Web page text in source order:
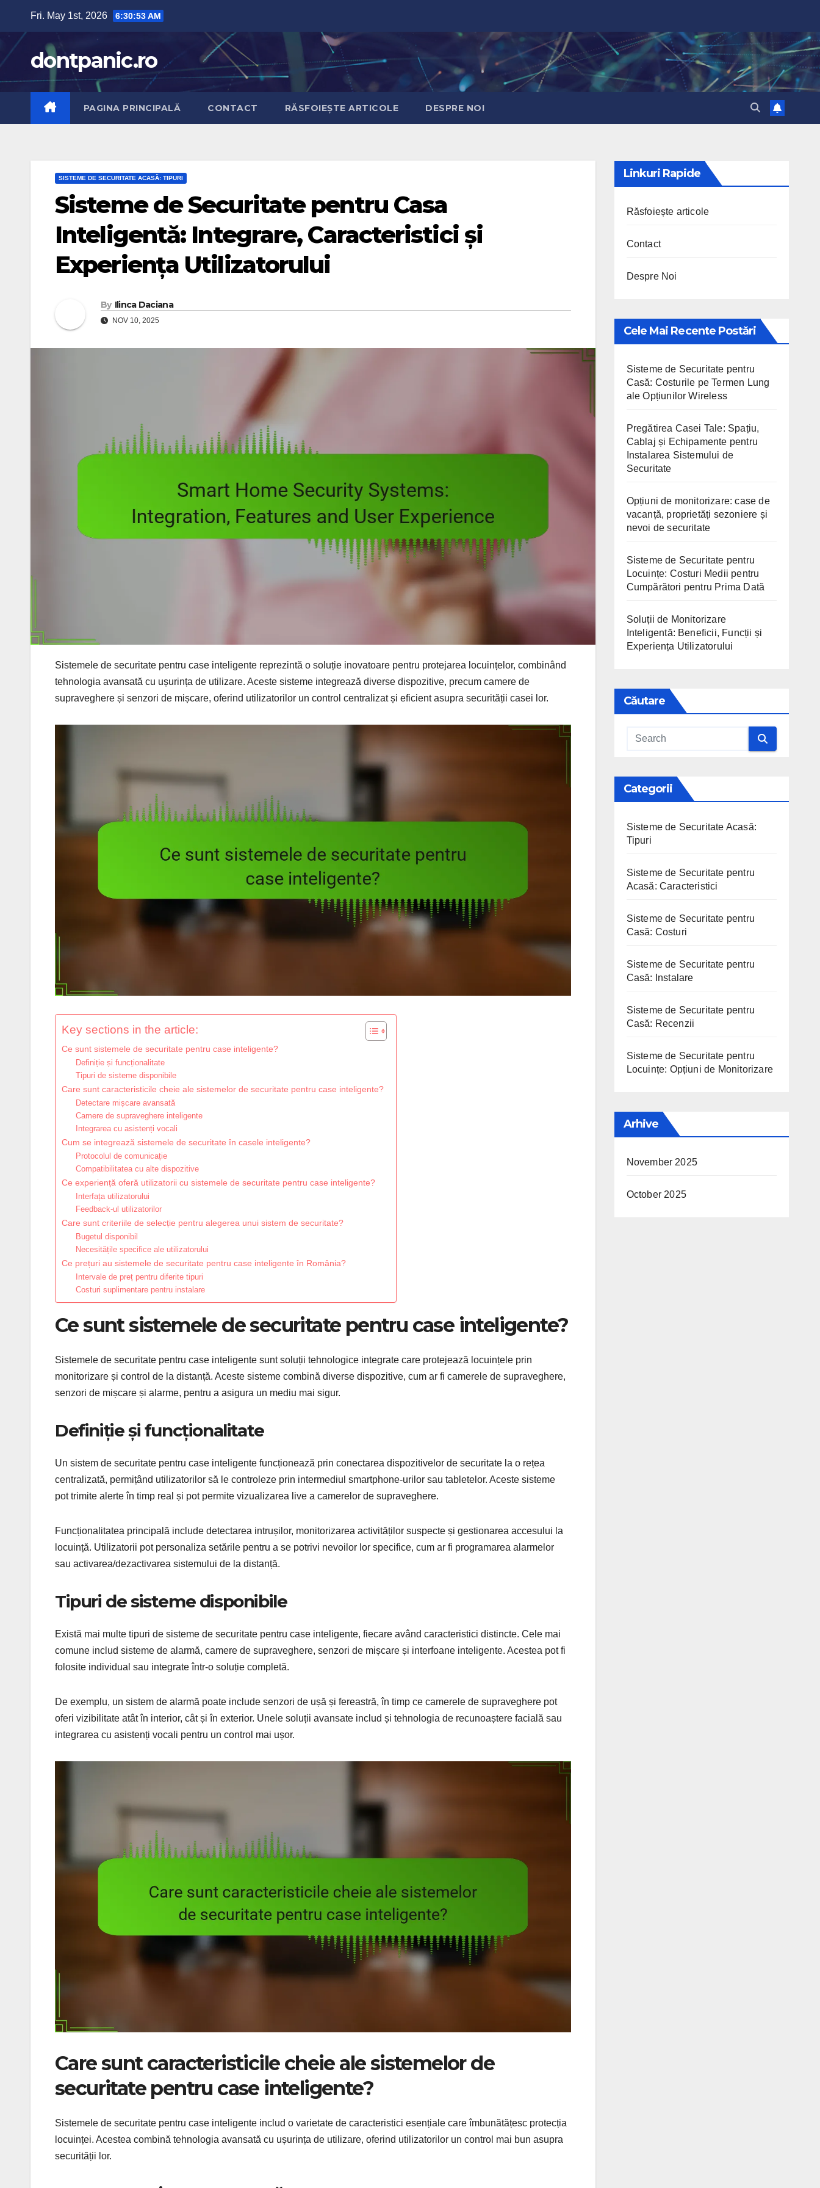
content
Fri. May 1st, 2026 6:30:54 AM
dontpanic.ro
PAGINA PRINCIPALĂ CONTACT RĂSFOIEȘTE ARTICOLE DESPRE NOI
SISTEME DE SECURITATE ACASĂ: TIPURI
Sisteme de Securitate pentru Casa
Inteligentă: Integrare, Caracteristici și
Experiența Utilizatorului
By Ilinca Daciana
NOV 10, 2025
Sistemele de securitate pentru case inteligente reprezintă o soluție inovatoare pentru protejarea locuințelor, combinând
tehnologia avansată cu ușurința de utilizare. Aceste sisteme integrează diverse dispozitive, precum camere de
supraveghere și senzori de mișcare, oferind utilizatorilor un control centralizat și eficient asupra securității casei lor.
Key sections in the article:
Ce sunt sistemele de securitate pentru case inteligente?
Definiție și funcționalitate
Tipuri de sisteme disponibile
Care sunt caracteristicile cheie ale sistemelor de securitate pentru case inteligente?
Detectare mișcare avansată
Camere de supraveghere inteligente
Integrarea cu asistenți vocali
Cum se integrează sistemele de securitate în casele inteligente?
Protocolul de comunicație
Compatibilitatea cu alte dispozitive
Ce experiență oferă utilizatorii cu sistemele de securitate pentru case inteligente?
Interfața utilizatorului
Feedback-ul utilizatorilor
Care sunt criteriile de selecție pentru alegerea unui sistem de securitate?
Bugetul disponibil
Necesitățile specifice ale utilizatorului
Ce prețuri au sistemele de securitate pentru case inteligente în România?
Intervale de preț pentru diferite tipuri
Costuri suplimentare pentru instalare
Ce sunt sistemele de securitate pentru case inteligente?
Sistemele de securitate pentru case inteligente sunt soluții tehnologice integrate care protejează locuințele prin
monitorizare și control de la distanță. Aceste sisteme combină diverse dispozitive, cum ar fi camerele de supraveghere,
senzori de mișcare și alarme, pentru a asigura un mediu mai sigur.
Definiție și funcționalitate
Un sistem de securitate pentru case inteligente funcționează prin conectarea dispozitivelor de securitate la o rețea
centralizată, permițând utilizatorilor să le controleze prin intermediul smartphone-urilor sau tabletelor. Aceste sisteme
pot trimite alerte în timp real și pot permite vizualizarea live a camerelor de supraveghere.
Funcționalitatea principală include detectarea intrușilor, monitorizarea activităților suspecte și gestionarea accesului la
locuință. Utilizatorii pot personaliza setările pentru a se potrivi nevoilor lor specifice, cum ar fi programarea alarmelor
sau activarea/dezactivarea sistemului de la distanță.
Tipuri de sisteme disponibile
Există mai multe tipuri de sisteme de securitate pentru case inteligente, fiecare având caracteristici distincte. Cele mai
comune includ sisteme de alarmă, camere de supraveghere, senzori de mișcare și interfoane inteligente. Acestea pot fi
folosite individual sau integrate într-o soluție completă.
De exemplu, un sistem de alarmă poate include senzori de ușă și fereastră, în timp ce camerele de supraveghere pot
oferi vizibilitate atât în interior, cât și în exterior. Unele soluții avansate includ și tehnologia de recunoaștere facială sau
integrarea cu asistenți vocali pentru un control mai ușor.
Care sunt caracteristicile cheie ale sistemelor de
securitate pentru case inteligente?
Sistemele de securitate pentru case inteligente includ o varietate de caracteristici esențiale care îmbunătățesc protecția
locuinței. Acestea combină tehnologia avansată cu ușurința de utilizare, oferind utilizatorilor un control mai bun asupra
securității lor.
Linkuri Rapide
Răsfoiește articole
Contact
Despre Noi
Cele Mai Recente Postări
Sisteme de Securitate pentru
Casă: Costurile pe Termen Lung
ale Opțiunilor Wireless
Pregătirea Casei Tale: Spațiu,
Cablaj și Echipamente pentru
Instalarea Sistemului de
Securitate
Opțiuni de monitorizare: case de
vacanță, proprietăți sezoniere și
nevoi de securitate
Sisteme de Securitate pentru
Locuințe: Costuri Medii pentru
Cumpărători pentru Prima Dată
Soluții de Monitorizare
Inteligentă: Beneficii, Funcții și
Experiența Utilizatorului
Căutare
Categorii
Sisteme de Securitate Acasă:
Tipuri
Sisteme de Securitate pentru
Acasă: Caracteristici
Sisteme de Securitate pentru
Casă: Costuri
Sisteme de Securitate pentru
Casă: Instalare
Sisteme de Securitate pentru
Casă: Recenzii
Sisteme de Securitate pentru
Locuințe: Opțiuni de Monitorizare
Arhive
November 2025
October 2025